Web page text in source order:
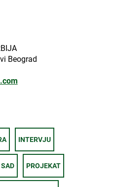
Beograd
INTERVJU
PROJEKAT